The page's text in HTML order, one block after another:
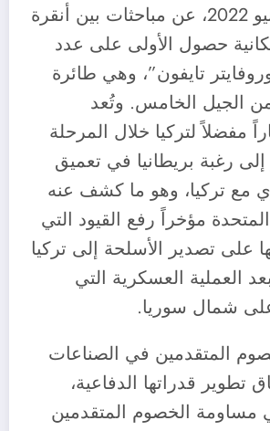
صحفية، في يونيو 2022، عن مباحثات بين أنقرة
حصول الأولى على عدد
تايفون”، وهي طائرة
الجيل الخامس. وتُعد
مفضلاً لتركيا خلال المرحلة
إلى رغبة بريطانيا في تعميق
مع تركيا، وهو ما كشف عنه
مؤخراً رفع القيود التي
على تصدير الأسلحة إلى تركيا
في عام 2019 بعد العملية العسكرية التي
على شمال سوريا.
المتقدمين في الصناعات
تطوير قدراتها الدفاعية،
مساومة الخصوم المتقدمين